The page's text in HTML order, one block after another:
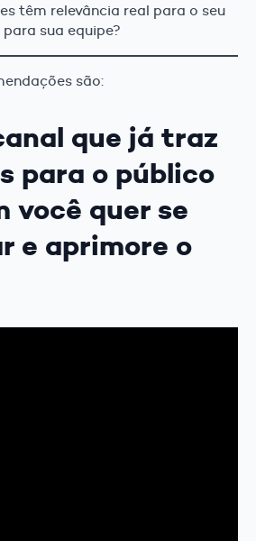
têm relevância real para o seu
sua equipe?
são:
que já traz
para o público
você quer se
e aprimore o